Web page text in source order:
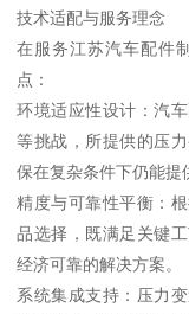
技术适配与服务理念
在服务江苏汽车配件
点：
环境适应性设计：汽
等挑战，所提供的压
保在复杂条件下仍能提
精度与可靠性平衡：
品选择，既满足关键
经济可靠的解决方案。
系统集成支持：压力